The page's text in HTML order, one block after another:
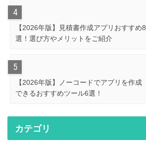
【2026年版】見積書作成アプリおすすめ8
選！選び方やメリットをご紹介
【2026年版】ノーコードでアプリを作成
できるおすすめツール6選！
カテゴリ